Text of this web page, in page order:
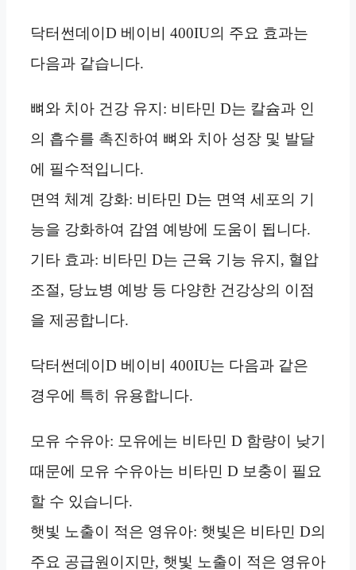
닥터썬데이D 베이비 400IU의 주요 효과는
다음과 같습니다.
뼈와 치아 건강 유지: 비타민 D는 칼슘과 인
의 흡수를 촉진하여 뼈와 치아 성장 및 발달
에 필수적입니다.
면역 체계 강화: 비타민 D는 면역 세포의 기
능을 강화하여 감염 예방에 도움이 됩니다.
기타 효과: 비타민 D는 근육 기능 유지, 혈압
조절, 당뇨병 예방 등 다양한 건강상의 이점
을 제공합니다.
닥터썬데이D 베이비 400IU는 다음과 같은
경우에 특히 유용합니다.
모유 수유아: 모유에는 비타민 D 함량이 낮기
때문에 모유 수유아는 비타민 D 보충이 필요
할 수 있습니다.
햇빛 노출이 적은 영유아: 햇빛은 비타민 D의
주요 공급원이지만, 햇빛 노출이 적은 영유아